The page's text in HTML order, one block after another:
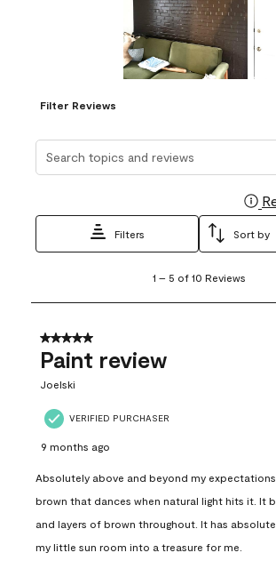
Filter Reviews
Filters Sort by
5
10
Reviews
1 – 5 of 10 Reviews
5 out of 5 stars.
Paint review
Joelski
VERIFIED PURCHASER
9 months ago
Absolutely above and beyond my expectations.
brown that dances when natural light hits it. It
and layers of brown throughout. It has
my little sun room into a treasure for me.